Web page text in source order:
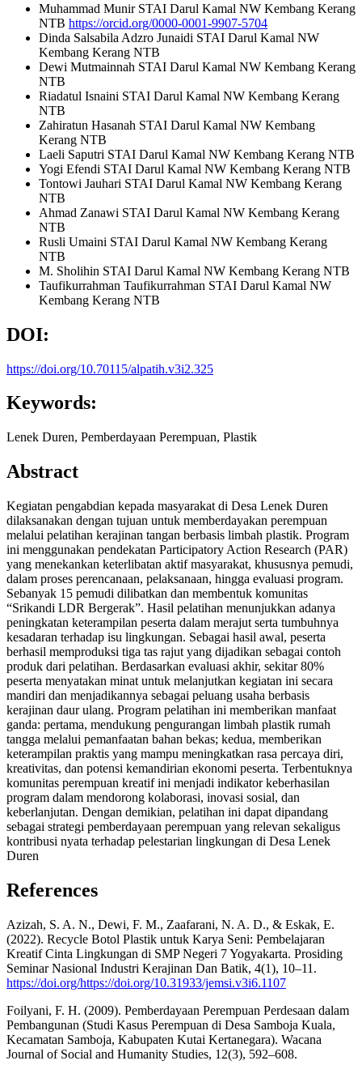
Muhammad Munir STAI Darul Kamal NW Kembang Kerang
NTB https://orcid.org/0000-0001-9907-5704
Dinda Salsabila Adzro Junaidi STAI Darul Kamal NW
Kembang Kerang NTB
Dewi Mutmainnah STAI Darul Kamal NW Kembang Kerang
NTB
Riadatul Isnaini STAI Darul Kamal NW Kembang Kerang
NTB
Zahiratun Hasanah STAI Darul Kamal NW Kembang
Kerang NTB
Laeli Saputri STAI Darul Kamal NW Kembang Kerang NTB
Yogi Efendi STAI Darul Kamal NW Kembang Kerang NTB
Tontowi Jauhari STAI Darul Kamal NW Kembang Kerang
NTB
Ahmad Zanawi STAI Darul Kamal NW Kembang Kerang
NTB
Rusli Umaini STAI Darul Kamal NW Kembang Kerang
NTB
M. Sholihin STAI Darul Kamal NW Kembang Kerang NTB
Taufikurrahman Taufikurrahman STAI Darul Kamal NW
Kembang Kerang NTB
DOI:
https://doi.org/10.70115/alpatih.v3i2.325
Keywords:
Lenek Duren, Pemberdayaan Perempuan, Plastik
Abstract
Kegiatan pengabdian kepada masyarakat di Desa Lenek Duren
dilaksanakan dengan tujuan untuk memberdayakan perempuan
melalui pelatihan kerajinan tangan berbasis limbah plastik. Program
ini menggunakan pendekatan Participatory Action Research (PAR)
yang menekankan keterlibatan aktif masyarakat, khususnya pemudi,
dalam proses perencanaan, pelaksanaan, hingga evaluasi program.
Sebanyak 15 pemudi dilibatkan dan membentuk komunitas
“Srikandi LDR Bergerak”. Hasil pelatihan menunjukkan adanya
peningkatan keterampilan peserta dalam merajut serta tumbuhnya
kesadaran terhadap isu lingkungan. Sebagai hasil awal, peserta
berhasil memproduksi tiga tas rajut yang dijadikan sebagai contoh
produk dari pelatihan. Berdasarkan evaluasi akhir, sekitar 80%
peserta menyatakan minat untuk melanjutkan kegiatan ini secara
mandiri dan menjadikannya sebagai peluang usaha berbasis
kerajinan daur ulang. Program pelatihan ini memberikan manfaat
ganda: pertama, mendukung pengurangan limbah plastik rumah
tangga melalui pemanfaatan bahan bekas; kedua, memberikan
keterampilan praktis yang mampu meningkatkan rasa percaya diri,
kreativitas, dan potensi kemandirian ekonomi peserta. Terbentuknya
komunitas perempuan kreatif ini menjadi indikator keberhasilan
program dalam mendorong kolaborasi, inovasi sosial, dan
keberlanjutan. Dengan demikian, pelatihan ini dapat dipandang
sebagai strategi pemberdayaan perempuan yang relevan sekaligus
kontribusi nyata terhadap pelestarian lingkungan di Desa Lenek
Duren
References
Azizah, S. A. N., Dewi, F. M., Zaafarani, N. A. D., & Eskak, E.
(2022). Recycle Botol Plastik untuk Karya Seni: Pembelajaran
Kreatif Cinta Lingkungan di SMP Negeri 7 Yogyakarta. Prosiding
Seminar Nasional Industri Kerajinan Dan Batik, 4(1), 10–11.
https://doi.org/https://doi.org/10.31933/jemsi.v3i6.1107
Foilyani, F. H. (2009). Pemberdayaan Perempuan Perdesaan dalam
Pembangunan (Studi Kasus Perempuan di Desa Samboja Kuala,
Kecamatan Samboja, Kabupaten Kutai Kertanegara). Wacana
Journal of Social and Humanity Studies, 12(3), 592–608.